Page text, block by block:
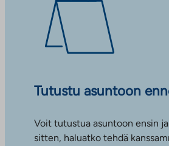
Tutustu asuntoon
Voit tutustua asuntoon ensin
sitten, haluatko tehdä